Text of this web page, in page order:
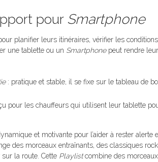
pour Smartphone
planifier leurs itinéraires, vérifier les
une tablette ou un Smartphonepeut rendre
: pratique et stable, il se fixe sur le tableau de
pour les chauffeurs qui utilisent leur tablette
et motivante pour l’aider à rester alerte
des morceaux entraînants, des classiques
la route. Cette Playlistcombine des